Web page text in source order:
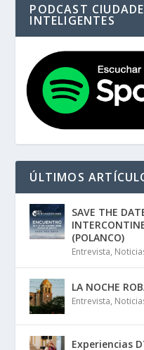
PODCAST
INTELIGENTES
ÚLTIMOS
SAVE THE
(POLANCO)
Entrevista,
LA NOCHE
Entrevista,
Experiencias